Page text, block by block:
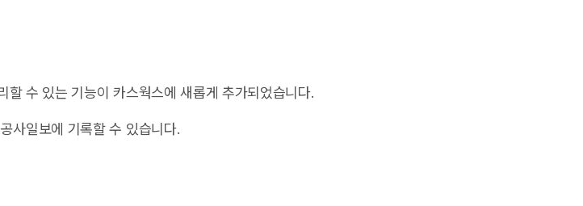
수 있는 기능이 카스웍스에 새롭게 추가되었습니다.
사일보에 기록할 수 있습니다.